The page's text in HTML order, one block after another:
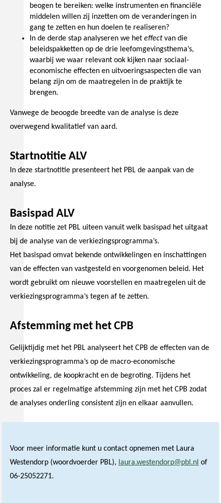
beogen te bereiken: welke instrumenten en financiële
middelen willen zij inzetten om de veranderingen in
gang te zetten en hun doelen te realiseren?
In de derde stap analyseren we het effectvan die
beleidspakketten op de drie leefomgevingsthema’s,
waarbij we waar relevant ook kijken naar sociaal-
economische effecten en uitvoeringsaspecten die van
belang zijn om de maatregelen in de praktijk te
brengen.
Vanwege de beoogde breedte van de analyse is deze
overwegend kwalitatief van aard.
Startnotitie ALV
In deze startnotitie presenteert het PBL de aanpak van de
analyse.
Basispad ALV
In deze notitie zet PBL uiteen vanuit welk basispad het uitgaat
bij de analyse van de verkiezingsprogramma’s.
Het basispad omvat bekende ontwikkelingen en inschattingen
van de effecten van vastgesteld en voorgenomen beleid. Het
wordt gebruikt om nieuwe voorstellen en maatregelen uit de
verkiezingsprogramma’s tegen af te zetten.
Afstemming met het CPB
Gelijktijdig met het PBL analyseert het CPB de effecten van de
verkiezingsprogramma’s op de macro-economische
ontwikkeling, de koopkracht en de begroting. Tijdens het
proces zal er regelmatige afstemming zijn met het CPB zodat
de analyses onderling consistent zijn en elkaar aanvullen.
Voor meer informatie kunt u contact opnemen met Laura
Westendorp (woordvoerder PBL), laura.westendorp@pbl.nl of
06-25052271.